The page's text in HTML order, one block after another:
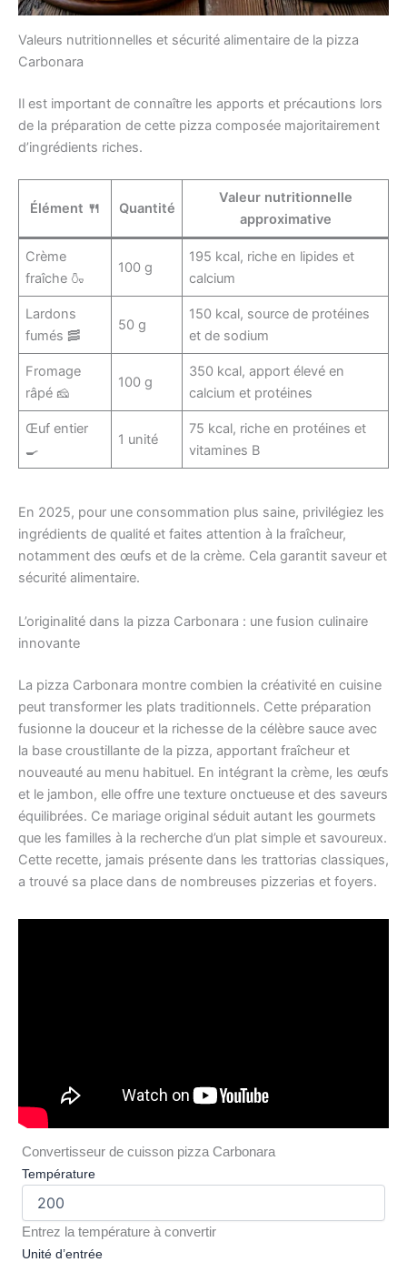
Valeurs nutritionnelles et sécurité alimentaire de la pizza
Carbonara
Il est important de connaître les apports et précautions lors
de la préparation de cette pizza composée majoritairement
d’ingrédients riches.
Élément 🍴 Quantité
Valeur nutritionnelle
approximative
Crème
fraîche 🍶
100 g
195 kcal, riche en lipides et
calcium
Lardons
fumés 🥓
50 g
150 kcal, source de protéines
et de sodium
Fromage
râpé 🧀
100 g
350 kcal, apport élevé en
calcium et protéines
Œuf entier
🍳
1 unité
75 kcal, riche en protéines et
vitamines B
En 2025, pour une consommation plus saine, privilégiez les
ingrédients de qualité et faites attention à la fraîcheur,
notamment des œufs et de la crème. Cela garantit saveur et
sécurité alimentaire.
L’originalité dans la pizza Carbonara : une fusion culinaire
innovante
La pizza Carbonara montre combien la créativité en cuisine
peut transformer les plats traditionnels. Cette préparation
fusionne la douceur et la richesse de la célèbre sauce avec
la base croustillante de la pizza, apportant fraîcheur et
nouveauté au menu habituel. En intégrant la crème, les œufs
et le jambon, elle offre une texture onctueuse et des saveurs
équilibrées. Ce mariage original séduit autant les gourmets
que les familles à la recherche d’un plat simple et savoureux.
Cette recette, jamais présente dans les trattorias classiques,
a trouvé sa place dans de nombreuses pizzerias et foyers.
Convertisseur de cuisson pizza Carbonara
Température
Entrez la température à convertir
Unité d’entrée